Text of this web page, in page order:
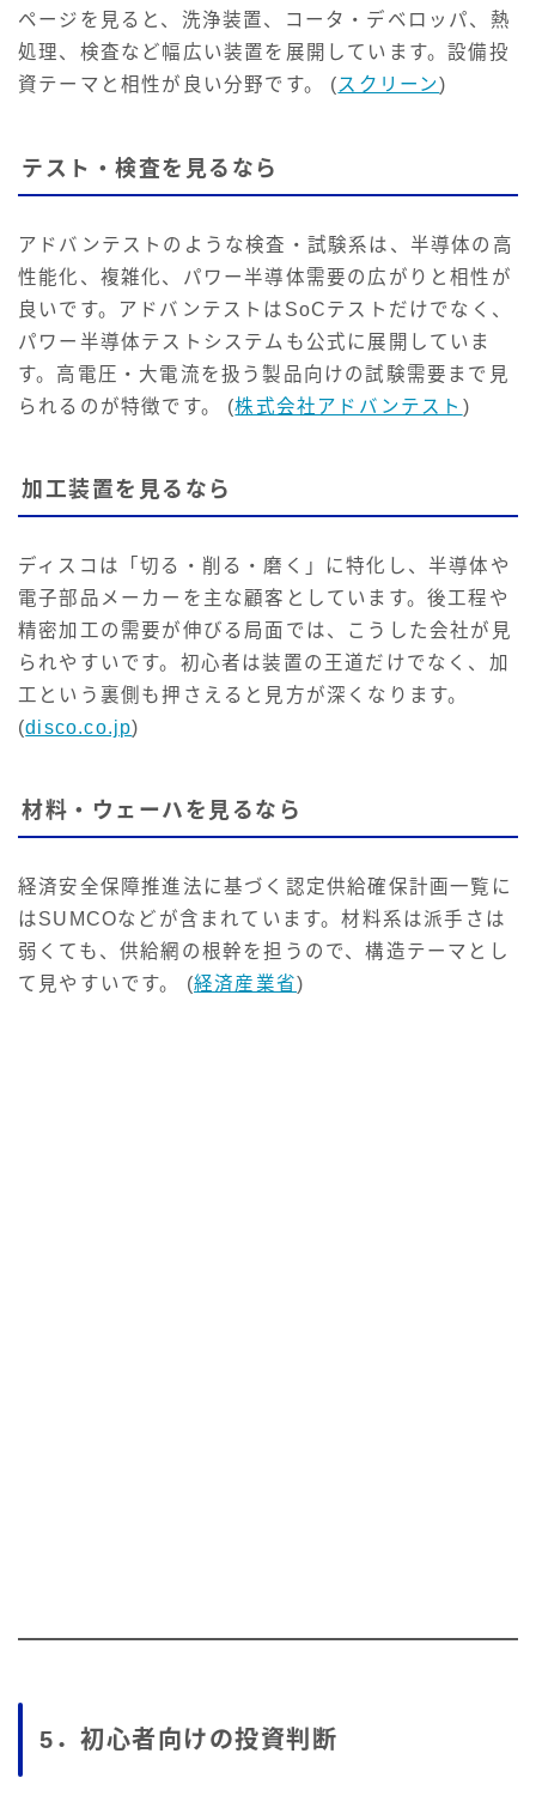
ページを見ると、洗浄装置、コータ・デベロッパ、熱
処理、検査など幅広い装置を展開しています。設備投
資テーマと相性が良い分野です。 (スクリーン)
テスト・検査を見るなら
アドバンテストのような検査・試験系は、半導体の高
性能化、複雑化、パワー半導体需要の広がりと相性が
良いです。アドバンテストはSoCテストだけでなく、
パワー半導体テストシステムも公式に展開していま
す。高電圧・大電流を扱う製品向けの試験需要まで見
られるのが特徴です。 (株式会社アドバンテスト )
加工装置を見るなら
ディスコは「切る・削る・磨く」に特化し、半導体や
電子部品メーカーを主な顧客としています。後工程や
精密加工の需要が伸びる局面では、こうした会社が見
られやすいです。初心者は装置の王道だけでなく、加
工という裏側も押さえると見方が深くなります。
(disco.co.jp)
材料・ウェーハを見るなら
経済安全保障推進法に基づく認定供給確保計画一覧に
はSUMCOなどが含まれています。材料系は派手さは
弱くても、供給網の根幹を担うので、構造テーマとし
て見やすいです。 (経済産業省)
5．初心者向けの投資判断